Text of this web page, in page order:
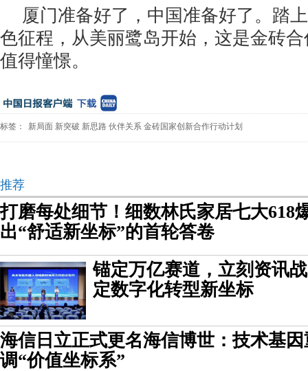
厦门准备好了，中国准备好了。踏
色征程，从美丽鹭岛开始，这是金砖
值得憧憬。
标签： 新局面 新突破 新思路 伙伴关系 金砖国家创新合作行动计划
推荐
打磨每处细节！细数林氏家居七大618
出“舒适新坐标”的首轮答卷
锚定万亿赛道，立刻资讯
定数字化转型新坐标
海信日立正式更名海信博世：技术基
调“价值坐标系”